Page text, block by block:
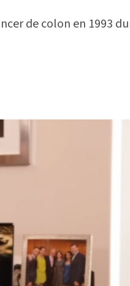
de colon en 1993